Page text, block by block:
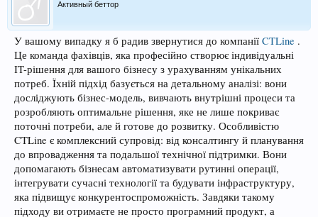
Активный беттор
У вашому випадку я б радив звернутися до компанії CTLine .
Це команда фахівців, яка професійно створює індивідуальні
IT-рішення для вашого бізнесу з урахуванням унікальних
потреб. Їхній підхід базується на детальному аналізі: вони
досліджують бізнес-модель, вивчають внутрішні процеси та
розробляють оптимальне рішення, яке не лише покриває
поточні потреби, але й готове до розвитку. Особливістю
CTLine є комплексний супровід: від консалтингу й планування
до впровадження та подальшої технічної підтримки. Вони
допомагають бізнесам автоматизувати рутинні операції,
інтегрувати сучасні технології та будувати інфраструктуру,
яка підвищує конкурентоспроможність. Завдяки такому
підходу ви отримаєте не просто програмний продукт, а